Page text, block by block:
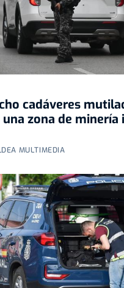
cadáveres
zona de minería
MULTIMEDIA